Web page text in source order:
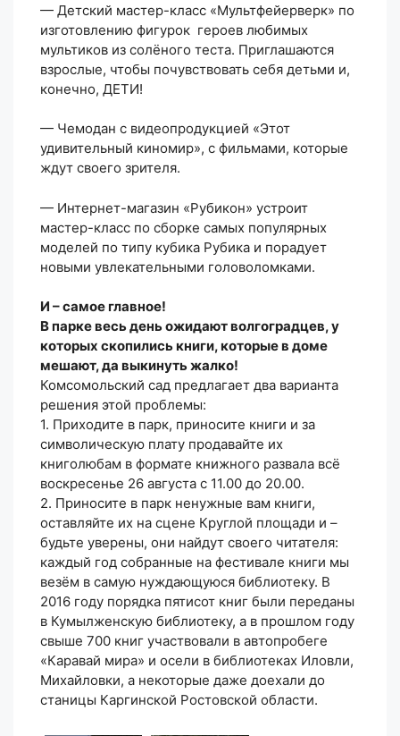
— Детский мастер-класс «Мультфейерверк» по
изготовлению фигурок героев любимых
мультиков из солёного теста. Приглашаются
взрослые, чтобы почувствовать себя детьми и,
конечно, ДЕТИ!
— Чемодан с видеопродукцией «Этот
удивительный киномир», с фильмами, которые
ждут своего зрителя.
— Интернет-магазин «Рубикон» устроит
мастер-класс по сборке самых популярных
моделей по типу кубика Рубика и порадует
новыми увлекательными головоломками.
И – самое главное!
В парке весь день ожидают волгоградцев, у
которых скопились книги, которые в доме
мешают, да выкинуть жалко!
Комсомольский сад предлагает два варианта
решения этой проблемы:
1. Приходите в парк, приносите книги и за
символическую плату продавайте их
книголюбам в формате книжного развала всё
воскресенье 26 августа с 11.00 до 20.00.
2. Приносите в парк ненужные вам книги,
оставляйте их на сцене Круглой площади и –
будьте уверены, они найдут своего читателя:
каждый год собранные на фестивале книги мы
везём в самую нуждающуюся библиотеку. В
2016 году порядка пятисот книг были переданы
в Кумылженскую библиотеку, а в прошлом году
свыше 700 книг участвовали в автопробеге
«Каравай мира» и осели в библиотеках Иловли,
Михайловки, а некоторые даже доехали до
станицы Каргинской Ростовской области.